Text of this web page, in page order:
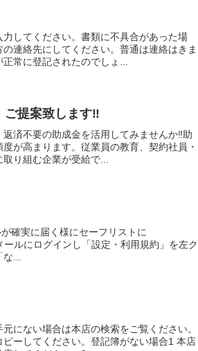
してください。書類に不具合があった場
連絡先にしてください。普通は連絡はきま
常に登記されたのでしょ...
ご提案致します‼️
済不要の助成金を活用してみませんか‼️助
が高まります。従業員の教育、契約社員・
り組む企業が受給で...
確実に届く様にセーフリストに
ルにログインし「設定・利用規約」を左ク
...
にない場合は本店の検索をご覧ください。
ーしてください。登記簿がない場合1 本店